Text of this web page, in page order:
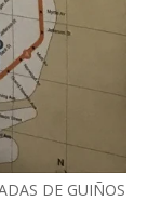
DE GUIÑOS